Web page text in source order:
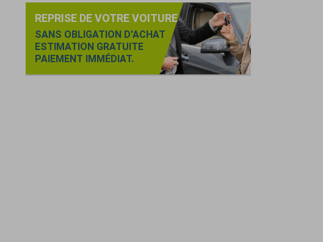
REPRISE DE VOTRE VOITURE
SANS OBLIGATION D'ACHAT
ESTIMATION GRATUITE
PAIEMENT IMMÉDIAT.